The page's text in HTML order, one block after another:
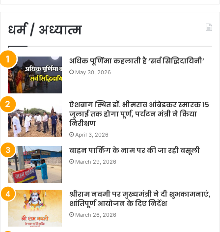
धर्म / अध्यात्म
अधिक पूर्णिमा कहलाती है ‘सर्व सिद्धिदायिनी’
May 30, 2026
ऐशबाग स्थित डॉ. भीमराव आंबेडकर स्मारक 15
जुलाई तक होगा पूर्ण, पर्यटन मंत्री ने किया
निरीक्षण
April 3, 2026
वाहन पार्किंग के नाम पर की जा रही वसूली
March 29, 2026
श्रीराम नवमी पर मुख्यमंत्री ने दी शुभकामनाएं,
शांतिपूर्ण आयोजन के दिए निर्देश
March 26, 2026